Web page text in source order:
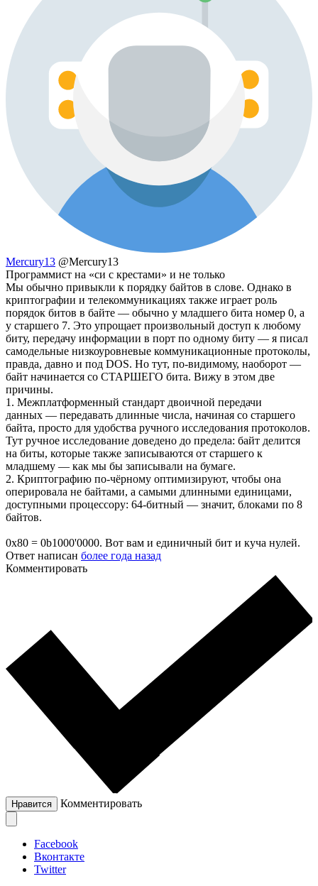
Mercury13 @Mercury13
Программист на «си с крестами» и не только
Мы обычно привыкли к порядку байтов в слове. Однако в
криптографии и телекоммуникациях также играет роль
порядок битов в байте — обычно у младшего бита номер 0, а
у старшего 7. Это упрощает произвольный доступ к любому
биту, передачу информации в порт по одному биту — я писал
самодельные низкоуровневые коммуникационные протоколы,
правда, давно и под DOS. Но тут, по-видимому, наоборот —
байт начинается со СТАРШЕГО бита. Вижу в этом две
причины.
1. Межплатформенный стандарт двоичной передачи
данных — передавать длинные числа, начиная со старшего
байта, просто для удобства ручного исследования протоколов.
Тут ручное исследование доведено до предела: байт делится
на биты, которые также записываются от старшего к
младшему — как мы бы записывали на бумаге.
2. Криптографию по-чёрному оптимизируют, чтобы она
оперировала не байтами, а самыми длинными единицами,
доступными процессору: 64-битный — значит, блоками по 8
байтов.
0x80 = 0b1000'0000. Вот вам и единичный бит и куча нулей.
Ответ написан более года назад
Комментировать
Нравится Комментировать
Facebook
Вконтакте
Twitter